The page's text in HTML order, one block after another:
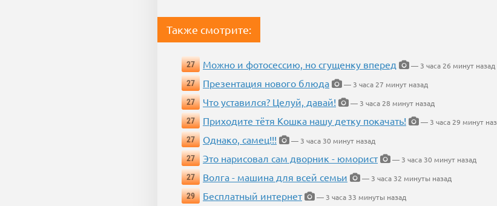
Также смотрите:
27 Можно и фотосессию, но сгущенку вперед
— 3 часа 26 минут назад
27
Презентация нового блюда
— 3 часа 27 минут назад
27
Что уставился? Целуй, давай!
— 3 часа 28 минут назад
27
Приходите тётя Кошка нашу детку покачать!
— 3 часа 29 минут
27
Однако, самец!!!
— 3 часа 30 минут назад
27
Это нарисовал сам дворник - юморист
— 3 часа 30 минут назад
27
Волга - машина для всей семьи
— 3 часа 32 минуты назад
29
Бесплатный интернет
— 3 часа 33 минуты назад